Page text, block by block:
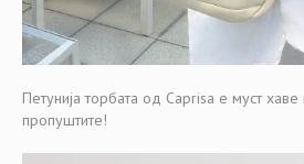
Петунија торбата од Caprisa е муст
пропуштите!